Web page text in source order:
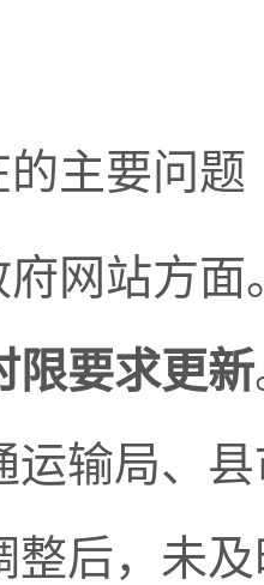
主要问题
府网站方面
限要求更新
运输局、
整后，未